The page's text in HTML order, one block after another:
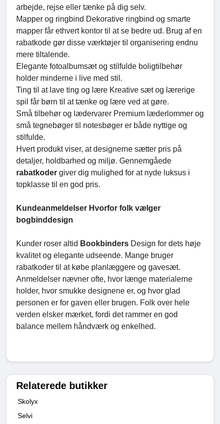
arbejde, rejse eller tænke på dig selv.
Mapper og ringbind Dekorative ringbind og smarte
mapper får ethvert kontor til at se bedre ud. Brug af en
rabatkode gør disse værktøjer til organisering endnu
mere tiltalende.
Elegante fotoalbumsæt og stilfulde boligtilbehør
holder minderne i live med stil.
Ting til at lave ting og lære Kreative sæt og lærerige
spil får børn til at tænke og lære ved at gøre.
Små tilbehør og lædervarer Premium læderlommer og
små tegnebøger til notesbøger er både nyttige og
stilfulde.
Hvert produkt viser, at designerne sætter pris på
detaljer, holdbarhed og miljø. Gennemgåede
rabatkoder giver dig mulighed for at nyde luksus i
topklasse til en god pris.
Kundeanmeldelser Hvorfor folk vælger
bogbinddesign
Kunder roser altid Bookbinders Design for dets høje
kvalitet og elegante udseende. Mange bruger
rabatkoder til at købe planlæggere og gavesæt.
Anmeldelser nævner ofte, hvor længe materialerne
holder, hvor smukke designene er, og hvor glad
personen er for gaven eller brugen. Folk over hele
verden elsker mærket, fordi det rammer en god
balance mellem håndværk og enkelhed.
Relaterede butikker
Skolyx
Selvi